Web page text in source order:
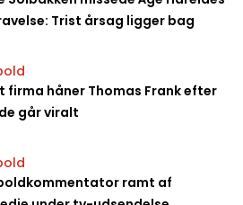
Trist årsag ligger bag
firma håner Thomas Frank efter
går viralt
ramt af